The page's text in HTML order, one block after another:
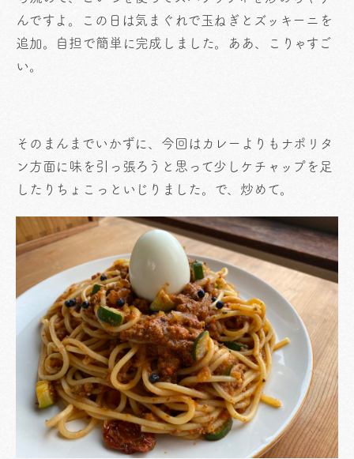
んですよ。この日は気まぐれで玉ねぎとズッキーニを
追加。自担で簡単に完成しました。ああ、こりゃすご
い。
そのまんまでいかずに、今回はカレーよりもナポリタ
ン方面に味を引っ張ろうと思って少しケチャップを足
したりちょこっといじりました。で、炒めて。